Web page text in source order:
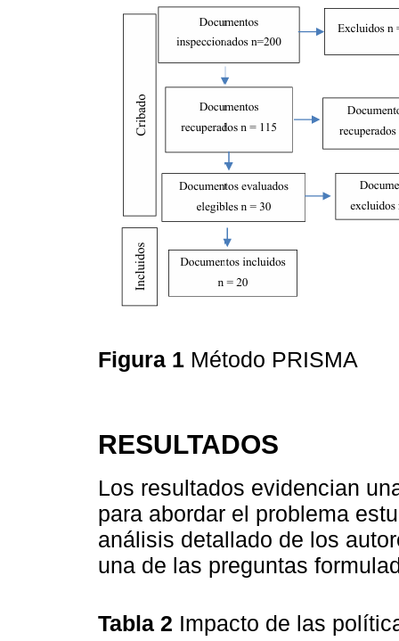
Figura 1 Método PRISMA
RESULTADOS
Los resultados evidencian
para abordar el problema
análisis detallado de los
una de las preguntas
Tabla 2 Impacto de las